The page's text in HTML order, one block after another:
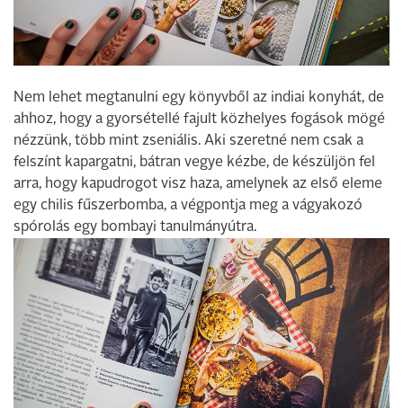
Nem lehet megtanulni egy könyvből az indiai konyhát, de
ahhoz, hogy a gyorsétellé fajult közhelyes fogások mögé
nézzünk, több mint zseniális. Aki szeretné nem csak a
felszínt kapargatni, bátran vegye kézbe, de készüljön fel
arra, hogy kapudrogot visz haza, amelynek az első eleme
egy chilis fűszerbomba, a végpontja meg a vágyakozó
spórolás egy bombayi tanulmányútra.